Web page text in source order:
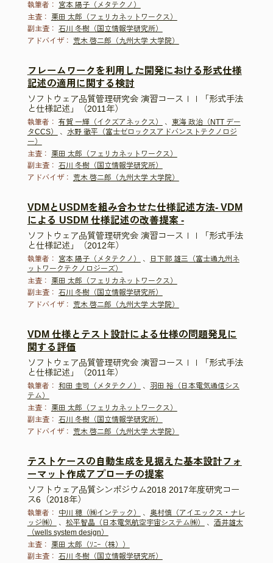
執筆者：
宮本 陽子（メタテクノ）
主査：
栗田 太郎（フェリカネットワークス）
副主査： 石川 冬樹（国立情報学研究所）
アドバイザ： 荒木 啓二郎（九州大学 大学院）
フレームワークを利用した開発における形式仕様
記述の適用に関する検討
ソフトウェア品質管理研究会 演習コースＩＩ「形式手法
と仕様記述」（2011年）
執筆者： 有賀 一輝（イクズアネックス） 、 東海 政治（NTT デー
タCCS）
、 水野 徹平（富士ゼロックスアドバンストテクノロジ
ー）
主査：
栗田 太郎（フェリカネットワークス）
副主査： 石川 冬樹（国立情報学研究所）
アドバイザ： 荒木 啓二郎（九州大学 大学院）
VDMとUSDMを組み合わせた仕様記述方法- VDM
による USDM 仕様記述の改善提案 -
ソフトウェア品質管理研究会 演習コースＩＩ「形式手法
と仕様記述」（2012年）
執筆者： 宮本 陽子（メタテクノ） 、
日下部 雄三（富士通九州ネ
ットワークテクノロジーズ）
主査：
栗田 太郎（フェリカネットワークス）
副主査： 石川 冬樹（国立情報学研究所）
アドバイザ： 荒木 啓二郎（九州大学 大学院）
VDM 仕様とテスト設計による仕様の問題発見に
関する評価
ソフトウェア品質管理研究会 演習コースＩＩ「形式手法
と仕様記述」（2011年）
執筆者： 和田 圭司（メタテクノ） 、 羽田 裕（日本電気通信シス
テム）
主査：
栗田 太郎（フェリカネットワークス）
副主査： 石川 冬樹（国立情報学研究所）
アドバイザ： 荒木 啓二郎（九州大学 大学院）
テストケースの自動生成を見据えた基本設計フォ
ーマット作成アプローチの提案
ソフトウェア品質シンポジウム2018 2017年度研究コー
ス6（2018年）
執筆者： 中川 穂（㈱インテック） 、 奥村慎（アイエックス・ナレ
ッジ㈱）
、 松平智晶（日本電気航空宇宙システム㈱） 、 酒井雄太
（wells system design）
主査：
栗田 太郎（ｿﾆｰ（株））
副主査： 石川 冬樹（国立情報学研究所）